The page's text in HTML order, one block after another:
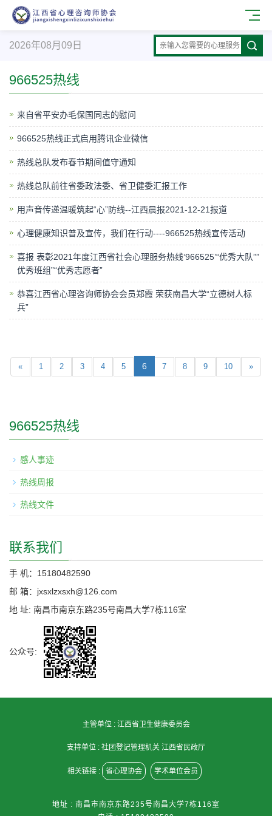
2026年08月09日
966525热线
来自省平安办毛保国同志的慰问
966525热线正式启用腾讯企业微信
热线总队发布春节期间值守通知
热线总队前往省委政法委、省卫健委汇报工作
用声音传递温暖筑起“心”防线--江西晨报2021-12-21报道
心理健康知识普及宣传，我们在行动----966525热线宣传活动
喜报 表彰2021年度江西省社会心理服务热线‘966525’“优秀大队””
优秀班组”“优秀志愿者”
恭喜江西省心理咨询师协会会员郑霞 荣获南昌大学“立德树人标
兵”
« 1 2 3 4 5 6 7 8 9 10 »
966525热线
感人事迹
热线周报
热线文件
联系我们
手 机：15180482590
邮 箱：jxsxlzxsxh@126.com
地 址: 南昌市南京东路235号南昌大学7栋116室
公众号:
主管单位 : 江西省卫生健康委员会
支持单位 : 社团登记管理机关 江西省民政厅
相关链接 : 省心理协会 学术单位会员
地址 : 南昌市南京东路235号南昌大学7栋116室